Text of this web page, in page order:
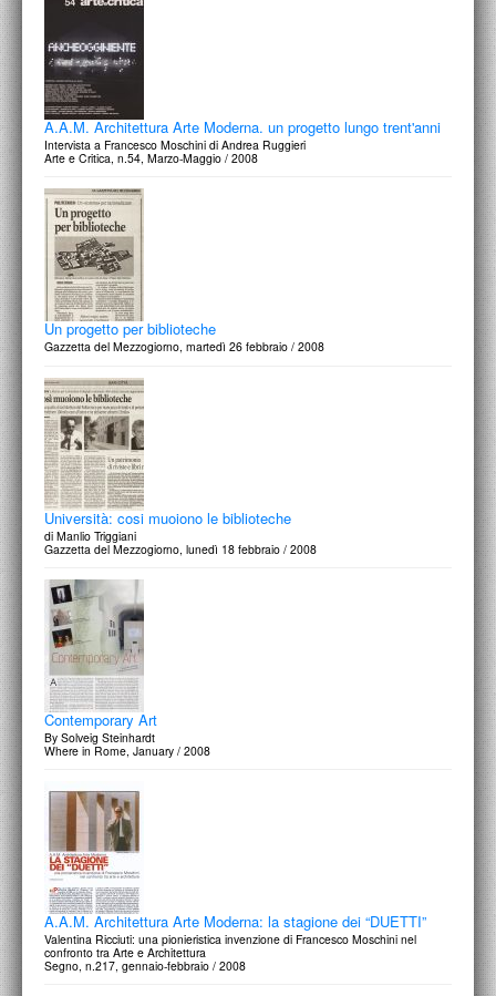
A.A.M. Architettura Arte Moderna. un progetto lungo trent'anni
Intervista a Francesco Moschini di Andrea Ruggieri
Arte e Critica, n.54, Marzo-Maggio / 2008
Un progetto per biblioteche
Gazzetta del Mezzogiorno, martedì 26 febbraio / 2008
Università: cosi muoiono le biblioteche
di Manlio Triggiani
Gazzetta del Mezzogiorno, lunedì 18 febbraio / 2008
Contemporary Art
By Solveig Steinhardt
Where in Rome, January / 2008
A.A.M. Architettura Arte Moderna: la stagione dei “DUETTI”
Valentina Ricciuti: una pionieristica invenzione di Francesco Moschini nel
confronto tra Arte e Architettura
Segno, n.217, gennaio-febbraio / 2008